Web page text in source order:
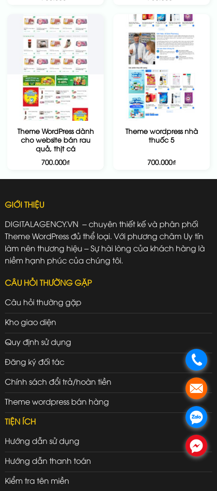
Theme WordPress dành
cho website bán rau
quả, thịt cá
700.000₫
Theme wordpress nhà
thuốc 5
700.000₫
GIỚI THIỆU
DIGITALAGENCY.VN – chuyên thiết kế và phân phối
Theme WordPress đủ thể loại. Với phương châm Uy tín
làm nên thương hiệu – Sự hài lòng của khách hàng là
niềm hạnh phúc của chúng tôi.
CÂU HỎI THƯỜNG GẶP
Câu hỏi thường gặp
Kho giao diện
Quy định sử dụng
Đăng ký đối tác
Chính sách đổi trả/hoàn tiền
Theme wordpress bán hàng
TIỆN ÍCH
Hướng dẫn sử dụng
Hướng dẫn thanh toán
Kiểm tra tên miền
.
.
.
.